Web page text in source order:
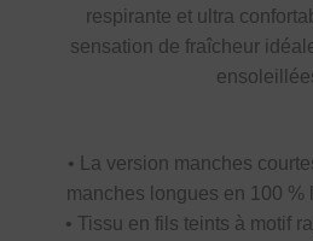
respirante et ultra
sensation de fraîcheur
• La version manches
manches longues en 100 %
• Tissu en fils teints à motif